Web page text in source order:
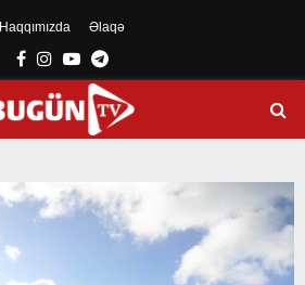
Haqqımızda Əlaqə
Facebook
Instagram
YoutubeTelegram